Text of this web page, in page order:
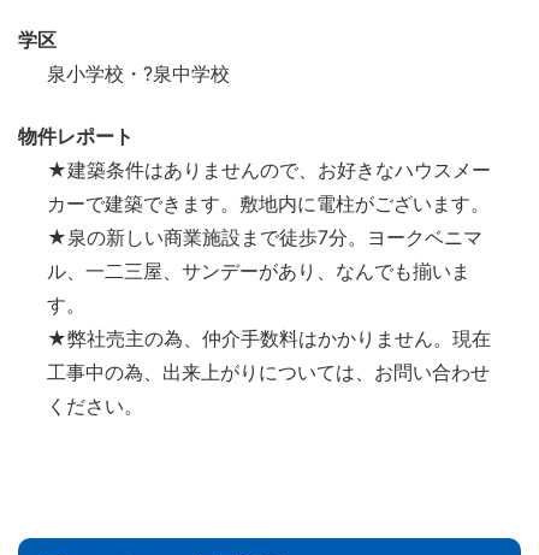
学区
泉小学校・?泉中学校
物件レポート
★建築条件はありませんので、お好きなハウスメー
カーで建築できます。敷地内に電柱がございます。
★泉の新しい商業施設まで徒歩7分。ヨークベニマ
ル、一二三屋、サンデーがあり、なんでも揃いま
す。
★弊社売主の為、仲介手数料はかかりません。現在
工事中の為、出来上がりについては、お問い合わせ
ください。